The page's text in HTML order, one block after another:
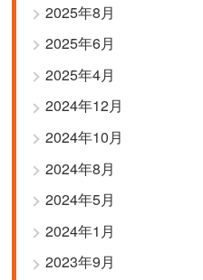
2025年8月
2025年6月
2025年4月
2024年12月
2024年10月
2024年8月
2024年5月
2024年1月
2023年9月